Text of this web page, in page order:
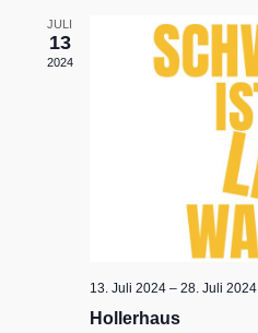
JULI
13
2024
13. Juli 2024– 28. Juli 2024
Hollerhaus